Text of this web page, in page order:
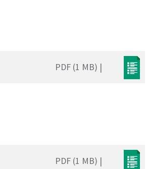
PDF (1 MB) |
PDF (1 MB) |